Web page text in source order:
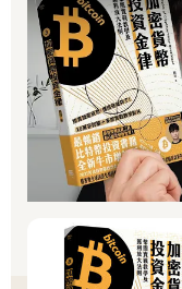
碗，不敢奢望升官加
房貸、孩子教育費壓
母一樣快速累積財富。
可以想見，這一代的
獨立的小孩。如果未
夠花，欠債一大堆，
經濟，侵蝕退休老本
兒「防老」了。
千萬不要在年輕就開始
富儲蓄未來，有可能，